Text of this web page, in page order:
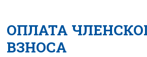
ОПЛАТА
ВЗНОСА